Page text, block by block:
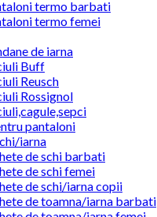
termo barbati
termo femei
de iarna
Buff
Reusch
Rossignol
pantaloni
iarna
de schi barbati
de schi femei
de schi/iarna copii
de toamna/iarna barbati